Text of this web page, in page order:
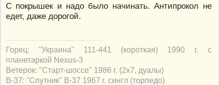
С покрышек и надо было начинать. Антипрокол не
едет, даже дорогой.
Горец: "Украина" 111-441 (короткая) 1990 г. с
планетаркой Nexus-3
Ветерок: "Старт-шоссе" 1986 г. (2х7, дуалы)
В-37: "Спутник" В-37 1967 г. сингл (торпедо)